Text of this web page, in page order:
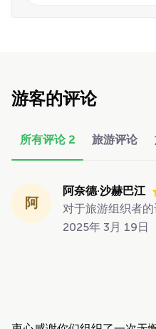
游客的评论
所有评论 2 旅游评论
阿
阿奈德·沙赫巴江
对于旅游组织者的
2025年 3月 19日